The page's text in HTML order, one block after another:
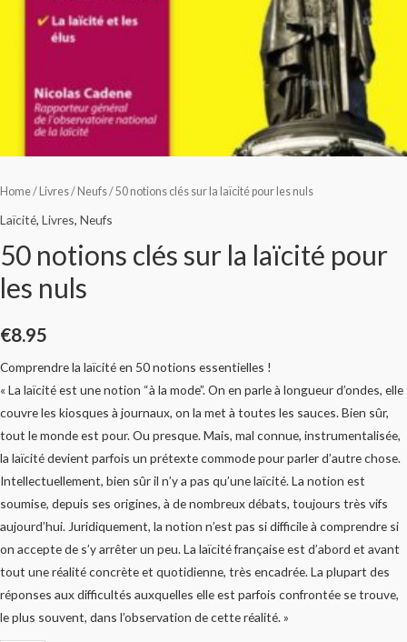
Home/ Livres/ Neufs/ 50 notions clés sur la laïcité pour les nuls
Laïcité, Livres, Neufs
50 notions clés sur la laïcité pour
les nuls
€8.95
Comprendre la laïcité en 50 notions essentielles !
« La laïcité est une notion “à la mode”. On en parle à longueur d’ondes, elle
couvre les kiosques à journaux, on la met à toutes les sauces. Bien sûr,
tout le monde est pour. Ou presque. Mais, mal connue, instrumentalisée,
la laïcité devient parfois un prétexte commode pour parler d’autre chose.
Intellectuellement, bien sûr il n’y a pas qu’une laïcité. La notion est
soumise, depuis ses origines, à de nombreux débats, toujours très vifs
aujourd’hui. Juridiquement, la notion n’est pas si difficile à comprendre si
on accepte de s’y arrêter un peu. La laïcité française est d’abord et avant
tout une réalité concrète et quotidienne, très encadrée. La plupart des
réponses aux difficultés auxquelles elle est parfois confrontée se trouve,
le plus souvent, dans l’observation de cette réalité. »